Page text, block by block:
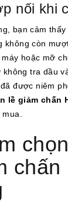
nối khi
bạn cảm
không còn
hoặc mỡ
tra dầu
được niêm
lề giảm chấn
chấn